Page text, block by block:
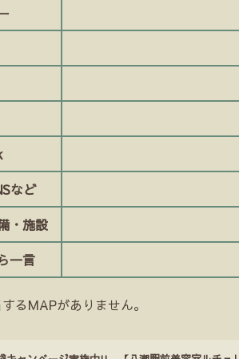
など
・施設
一言
るMAPがありません。